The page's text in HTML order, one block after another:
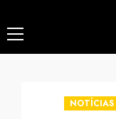
Menú
principal
NOTÍCIAS